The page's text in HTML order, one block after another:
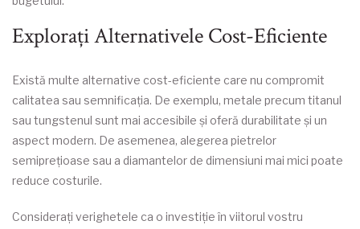
Explorați Alternativele Cost-Eficiente
Există multe alternative cost-eficiente care nu compromit
calitatea sau semnificația. De exemplu, metale precum titanul
sau tungstenul sunt mai accesibile și oferă durabilitate și un
aspect modern. De asemenea, alegerea pietrelor
semiprețioase sau a diamantelor de dimensiuni mai mici poate
reduce costurile.
Considerați verighetele ca o investiție în viitorul vostru